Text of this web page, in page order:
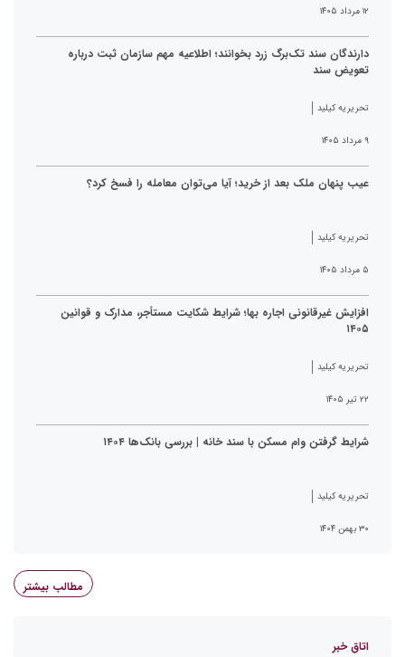
۱۲ مرداد ۱۴۰۵
دارندگان سند تک‌برگ زرد بخوانند؛ اطلاعیه مهم سازمان ثبت درباره
تعویض سند
تحریریه کیلید
۹ مرداد ۱۴۰۵
عیب پنهان ملک بعد از خرید؛ آیا می‌توان معامله را فسخ کرد؟
تحریریه کیلید
۵ مرداد ۱۴۰۵
افزایش غیرقانونی اجاره بها؛ شرایط شکایت مستأجر، مدارک و قوانین
۱۴۰۵
تحریریه کیلید
۲۲ تیر ۱۴۰۵
شرایط گرفتن وام مسکن با سند خانه | بررسی بانک‌ها ۱۴۰۴
تحریریه کیلید
۳۰ بهمن ۱۴۰۴
مطالب بیشتر
اتاق خبر